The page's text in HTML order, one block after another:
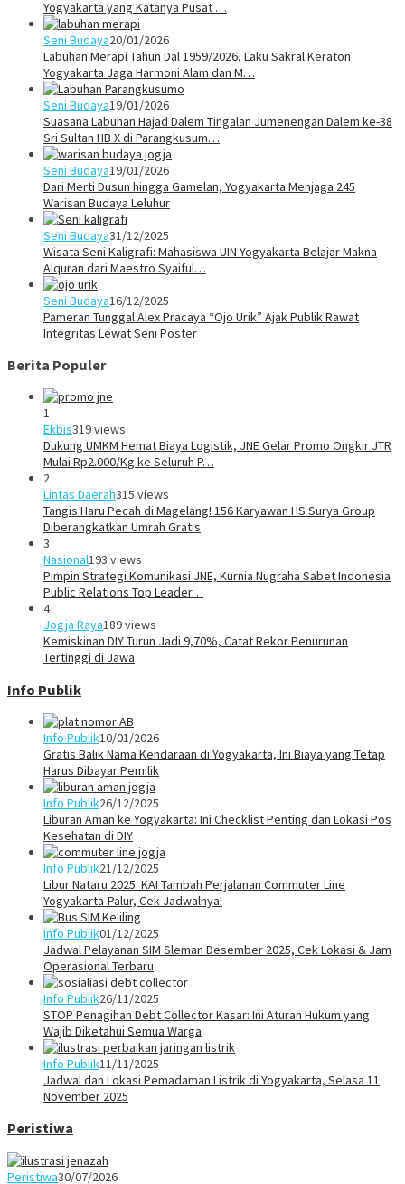
Yogyakarta yang Katanya Pusat …
Seni Budaya20/01/2026
Labuhan Merapi Tahun Dal 1959/2026, Laku Sakral Keraton
Yogyakarta Jaga Harmoni Alam dan M…
Seni Budaya19/01/2026
Suasana Labuhan Hajad Dalem Tingalan Jumenengan Dalem ke-38
Sri Sultan HB X di Parangkusum…
Seni Budaya19/01/2026
Dari Merti Dusun hingga Gamelan, Yogyakarta Menjaga 245
Warisan Budaya Leluhur
Seni Budaya31/12/2025
Wisata Seni Kaligrafi: Mahasiswa UIN Yogyakarta Belajar Makna
Alquran dari Maestro Syaiful…
Seni Budaya16/12/2025
Pameran Tunggal Alex Pracaya “Ojo Urik” Ajak Publik Rawat
Integritas Lewat Seni Poster
Berita Populer
1
Ekbis319 views
Dukung UMKM Hemat Biaya Logistik, JNE Gelar Promo Ongkir JTR
Mulai Rp2.000/Kg ke Seluruh P…
2
Lintas Daerah315 views
Tangis Haru Pecah di Magelang! 156 Karyawan HS Surya Group
Diberangkatkan Umrah Gratis
3
Nasional193 views
Pimpin Strategi Komunikasi JNE, Kurnia Nugraha Sabet Indonesia
Public Relations Top Leader…
4
Jogja Raya189 views
Kemiskinan DIY Turun Jadi 9,70%, Catat Rekor Penurunan
Tertinggi di Jawa
Info Publik
Info Publik10/01/2026
Gratis Balik Nama Kendaraan di Yogyakarta, Ini Biaya yang Tetap
Harus Dibayar Pemilik
Info Publik26/12/2025
Liburan Aman ke Yogyakarta: Ini Checklist Penting dan Lokasi Pos
Kesehatan di DIY
Info Publik21/12/2025
Libur Nataru 2025: KAI Tambah Perjalanan Commuter Line
Yogyakarta-Palur, Cek Jadwalnya!
Info Publik01/12/2025
Jadwal Pelayanan SIM Sleman Desember 2025, Cek Lokasi & Jam
Operasional Terbaru
Info Publik26/11/2025
STOP Penagihan Debt Collector Kasar: Ini Aturan Hukum yang
Wajib Diketahui Semua Warga
Info Publik11/11/2025
Jadwal dan Lokasi Pemadaman Listrik di Yogyakarta, Selasa 11
November 2025
Peristiwa
Peristiwa30/07/2026